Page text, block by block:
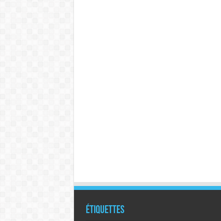
Étiquettes